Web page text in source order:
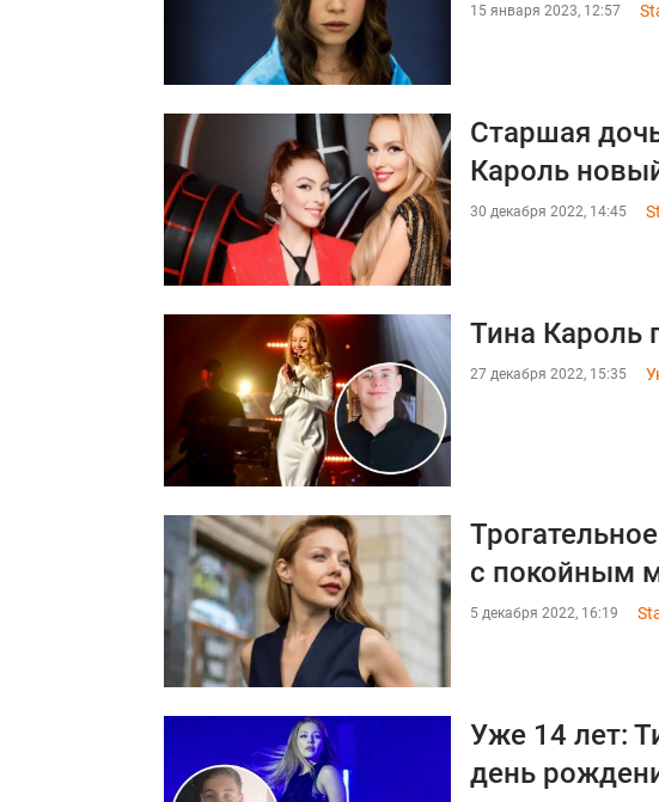
15 января 2023, 12:57
Старшая
Кароль
30 декабря 2022, 14:45
Тина Кароль
27 декабря 2022, 15:35
с покойным
5 декабря 2022, 16:19
Уже 14 лет:
день